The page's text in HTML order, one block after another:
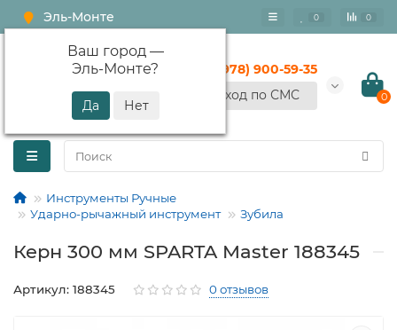
Эль-Монте
Ваш город —
Эль-Монте?
0 0
+7 (978) 900-59-35
Вход по СМС
0
Инструменты Ручные
Ударно-рычажный инструмент
Зубила
Керн 300 мм SPARTA Master 188345
Артикул: 188345 0 отзывов